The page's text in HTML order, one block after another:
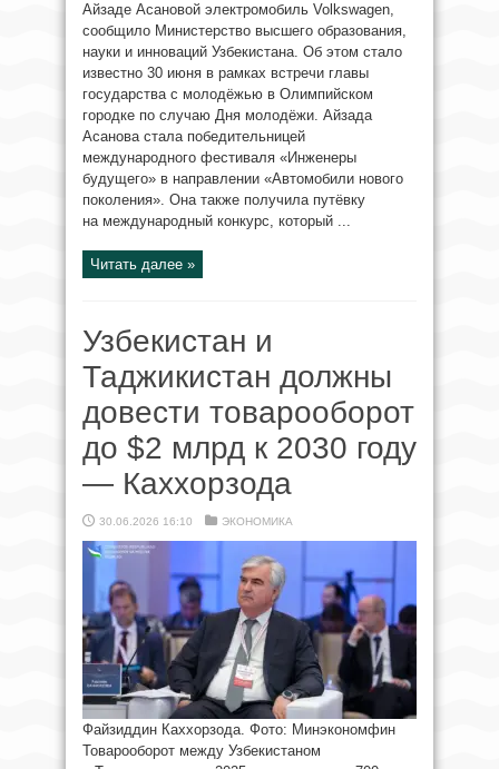
Айзаде Асановой электромобиль Volkswagen,
сообщило Министерство высшего образования,
науки и инноваций Узбекистана. Об этом стало
известно 30 июня в рамках встречи главы
государства с молодёжью в Олимпийском
городке по случаю Дня молодёжи. Айзада
Асанова стала победительницей
международного фестиваля «Инженеры
будущего» в направлении «Автомобили нового
поколения». Она также получила путёвку
на международный конкурс, который ...
Читать далее »
Узбекистан и
Таджикистан должны
довести товарооборот
до $2 млрд к 2030 году
— Каххорзода
30.06.2026 16:10 ЭКОНОМИКА
Файзиддин Каххорзода. Фото: Минэкономфин
Товарооборот между Узбекистаном